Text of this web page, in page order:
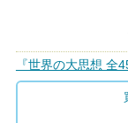
『世界の大思想 全